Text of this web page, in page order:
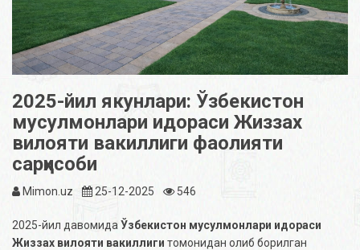
2025-йил якунлари: Ўзбекистон
мусулмонлари идораси Жиззах
вилояти вакиллиги фаолияти
сарҳисоби
Mimon.uz 25-12-2025 546
2025-йил давомида Ўзбекистон мусулмонлари идораси
Жиззах вилояти вакиллиги томонидан олиб борилган